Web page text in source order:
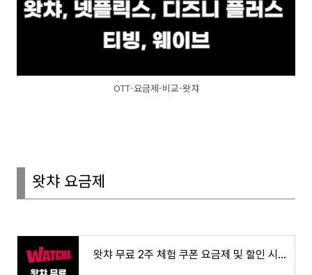
OTT-요금제-비교-왓챠
왓챠 요금제
왓챠 무료 2주 체험 쿠폰 요금제 및 할인 시청 방법 한영 동시 자막